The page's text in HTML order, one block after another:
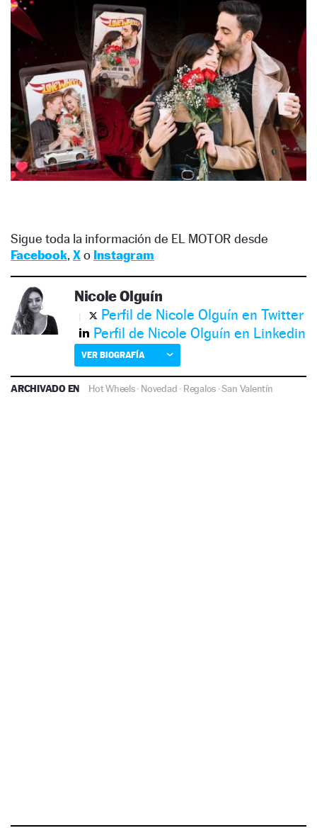
Sigue toda la información de EL MOTOR desde
Facebook, Xo Instagram
Nicole Olguín
Perfil de Nicole Olguín en Twitter
Perfil de Nicole Olguín en Linkedin
VER BIOGRAFÍA
ARCHIVADO EN Hot Wheels· Novedad · Regalos ·San Valentín